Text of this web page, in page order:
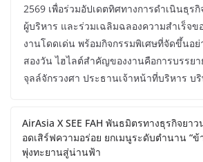
2569 เพื่อร่วมอัปเดตทิศทางการดำเนินธุร
ผู้บริหาร และร่วมเฉลิมฉลองความสำเร็จข
งานโดดเด่น พร้อมกิจกรรมพิเศษที่จัดขึ้นอ
สองวัน ไฮไลต์สำคัญของงานคือการบรรย
จุลล์จักรวงศา ประธานเจ้าหน้าที่บริหาร บ
AirAsia X SEE FAH พันธมิตรทางธุรกิจยา
อดเสิร์ฟความอร่อย ยกเมนูระดับตำนาน “ข้
พุ่งทะยานสู่น่านฟ้า